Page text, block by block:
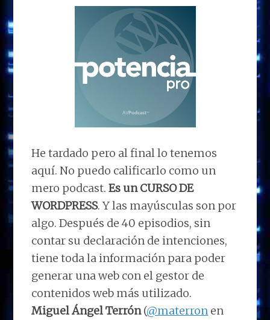
He tardado pero al final lo tenemos
aquí. No puedo calificarlo como un
mero podcast.Es un CURSO DE
WORDPRESS. Y las mayúsculas son por
algo. Después de 40 episodios, sin
contar su declaración de intenciones,
tiene toda la información para poder
generar una web con el gestor de
contenidos web más utilizado.
Miguel Ángel Terrón(@materron en